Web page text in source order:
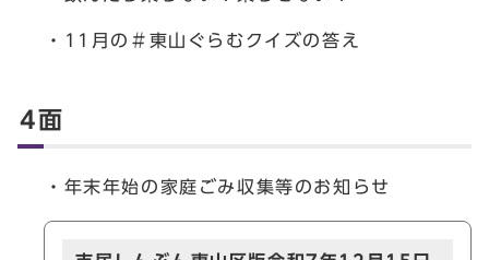
・11月の＃東山ぐらむクイズの答え
4面
・年末年始の家庭ごみ収集等のお知らせ